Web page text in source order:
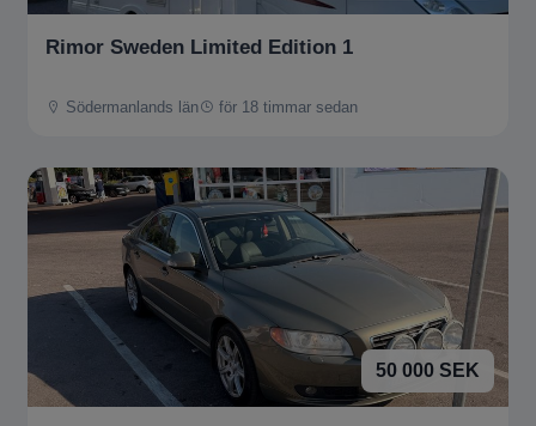
Rimor Sweden Limited Edition 1
Södermanlands län för 18 timmar sedan
50 000 SEK